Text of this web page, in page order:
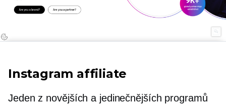
Instagram affiliate
Jeden z novějších a jedinečnějších programů